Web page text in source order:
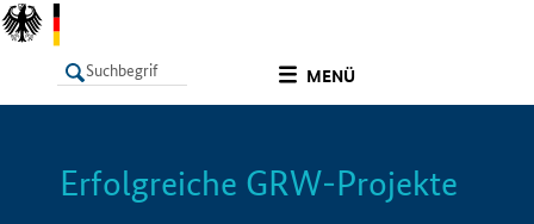
MENÜ
LISTE Info
Erfolgreiche GRW-Projekte